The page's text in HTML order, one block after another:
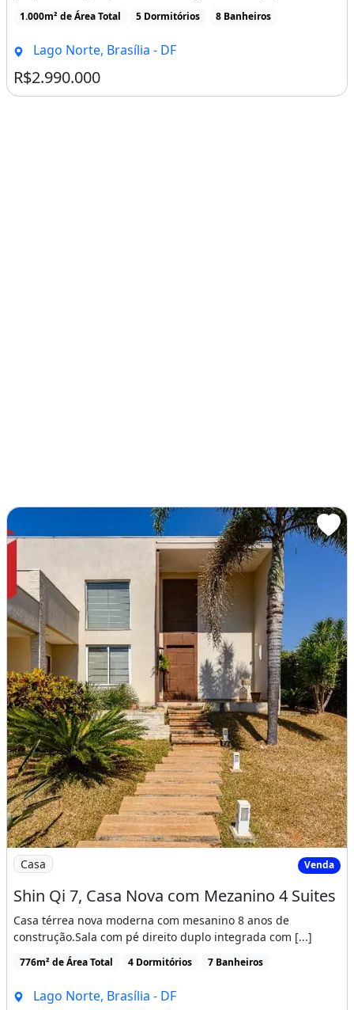
1.000m² de Área Total 5 Dormitórios 8 Banheiros
Lago Norte, Brasília - DF
R$2.990.000
Imagem: Shin Qi 7, Casa Nova com Mezanino 4 Suites
Casa Venda
Shin Qi 7, Casa Nova com Mezanino 4 Suites
Casa térrea nova moderna com mesanino 8 anos de
construção.Sala com pé direito duplo integrada com [...]
776m² de Área Total 4 Dormitórios 7 Banheiros
Lago Norte, Brasília - DF